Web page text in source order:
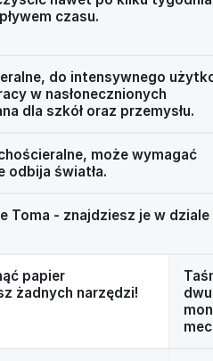
czasu.
do intensywnego
w nasłonecznionych
dla szkół oraz przemysłu.
może wymagać
odbija światła.
Toma - znajdziesz je w dziale
papier
żadnych narzędzi!